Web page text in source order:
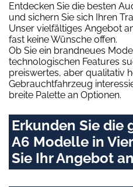
Entdecken Sie die besten
und sichern Sie sich Ihren
Unser vielfältiges Angebot
fast keine Wünsche offen.
Ob Sie ein brandneues
technologischen Features
preiswertes, aber qualitativ
Gebrauchtfahrzeug
breite Palette an Optionen.
Erkunden Sie die
A6 Modelle in
Sie Ihr Angebot an